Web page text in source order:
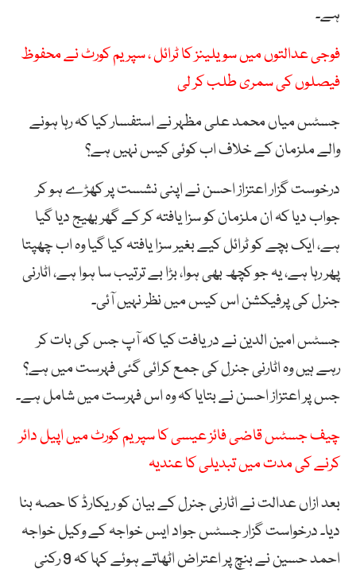
ہے۔
فوجی عدالتوں میں سویلینز کا ٹرائل ، سپریم کورٹ نے محفوظ
فیصلوں کی سمری طلب کر لی
جسٹس میاں محمد علی مظہر نے استفسار کیا کہ رہا ہونے
والے ملزمان کے خلاف اب کوئی کیس نہیں ہے؟
درخوست گزار اعتزاز احسن نے اپنی نشست پر کھڑے ہو کر
جواب دیا کہ ان ملزمان کو سزا یافتہ کر کے گھر بھیج دیا گیا
ہے، ایک بچے کو ٹرائل کیے بغیر سزا یافتہ کیا گیا وہ اب چھپتا
پھر رہا ہے، یہ جو کچھ بھی ہوا، بڑا بے ترتیب سا ہوا ہے، اٹارنی
جنرل کی پرفیکشن اس کیس میں نظر نہیں آئی۔
جسٹس امین الدین نے دریافت کیا کہ آپ جس کی بات کر
رہے ہیں وہ اٹارنی جنرل کی جمع کرائی گئی فہرست میں ہے؟
جس پر اعتزاز احسن نے بتایا کہ وہ اس فہرست میں شامل ہے۔
چیف جسٹس قاضی فائز عیسی کا سپریم کورٹ میں اپیل دائر
کرنے کی مدت میں تبدیلی کا عندیہ
بعد ازاں عدالت نے اٹارنی جنرل کے بیان کو ریکارڈ کا حصہ بنا
دیا۔ درخواست گزار جسٹس جواد ایس خواجہ کے وکیل خواجہ
احمد حسین نے بنچ پر اعتراض اٹھاتے ہوئے کہا کہ 9 رکنی